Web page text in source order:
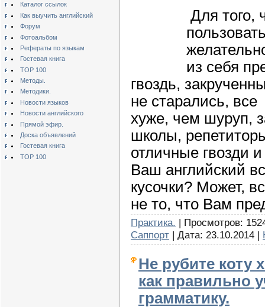
Каталог ссылок
Как выучить английский
Форум
Фотоальбом
Рефераты по языкам
Гостевая книга
TOP 100
Методы.
Методики.
Новости языков
Новости английского
Прямой эфир.
Доска объявлений
Гостевая книга
TOP 100
Для того,
из себя
гвоздь,
не старались,
хуже, чем шуруп,
школы,
отличные гвозди
Ваш английский
кусочки? Может,
не то, что Вам
Практика. | Просмотров:
Саппорт | Дата: 23.10.2014 |
Не рубите коту
как правильно
грамматику.